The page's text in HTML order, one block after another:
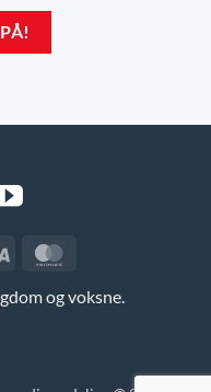
og voksne.
Visa